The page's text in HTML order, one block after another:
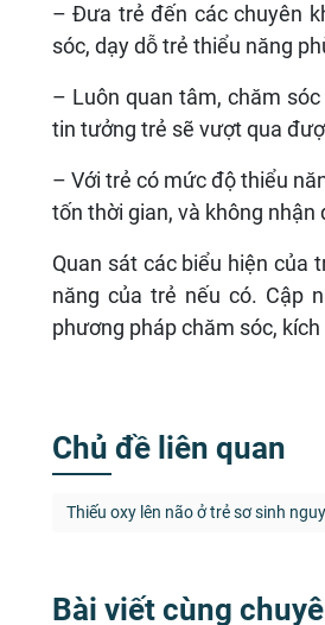
– Đưa trẻ đến các chuyên
sóc, dạy dỗ trẻ thiểu năng
– Luôn quan tâm, chăm
tin tưởng trẻ sẽ vượt qua
– Với trẻ có mức độ thiểu
tốn thời gian, và không
Quan sát các biểu hiện của
năng của trẻ nếu có. Cập
phương pháp chăm sóc,
Chủ đề liên quan
Thiếu oxy lên não ở trẻ sơ sinh
Bài viết cùng